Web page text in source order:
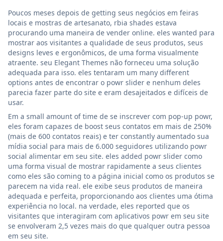
Poucos meses depois de getting seus negócios em feiras
locais e mostras de artesanato, rbia shades estava
procurando uma maneira de vender online. eles wanted para
mostrar aos visitantes a qualidade de seus produtos, seus
designs leves e ergonômicos, de uma forma visualmente
atraente. seu Elegant Themes não forneceu uma solução
adequada para isso. eles tentaram um many different
options antes de encontrar o powr slider e nenhum deles
parecia fazer parte do site e eram desajeitados e difíceis de
usar.
Em a small amount of time de se inscrever com pop-up powr,
eles foram capazes de boost seus contatos em mais de 250%
(mais de 600 contatos reais) e ter constantly aumentado sua
mídia social para mais de 6.000 seguidores utilizando powr
social alimentar em seu site. eles added powr slider como
uma forma visual de mostrar rapidamente a seus clientes
como eles são coming to a página inicial como os produtos se
parecem na vida real. ele exibe seus produtos de maneira
adequada e perfeita, proporcionando aos clientes uma ótima
experiência no local. na verdade, eles reported que os
visitantes que interagiram com aplicativos powr em seu site
se envolveram 2,5 vezes mais do que qualquer outra pessoa
em seu site.